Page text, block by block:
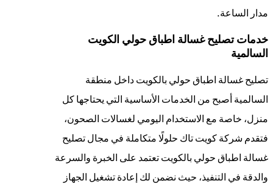
مدار الساعة.
خدمات تصليح غسالة اطباق حولي الكويت
السالمية
تصليح غسالة اطباق حولي بالكويت داخل منطقة
السالمية أصبح من الخدمات الأساسية التي يحتاجها كل
منزل، خاصة مع الاستخدام اليومي لغسالات الصحون،
فتقدم شركة كويت تاك حلولًا متكاملة في مجال تصليح
غسالة اطباق حولي بالكويت تعتمد على الخبرة والسرعة
والدقة في التنفيذ، حيث نضمن لك إعادة تشغيل الجهاز